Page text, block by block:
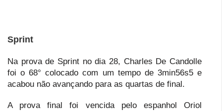
Sprint
Na prova de Sprint no dia 28, Charles De Candolle
foi o 68° colocado com um tempo de 3min56s5 e
acabou não avançando para as quartas de final.
A prova final foi vencida pelo espanhol Oriol